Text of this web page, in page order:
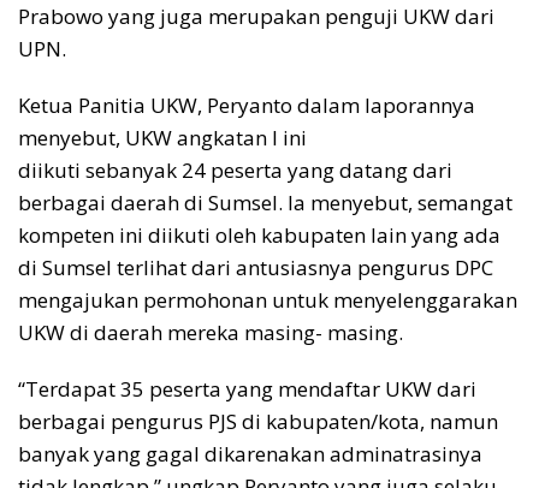
Prabowo yang juga merupakan penguji UKW dari
UPN.
Ketua Panitia UKW, Peryanto dalam laporannya
menyebut, UKW angkatan I ini
diikuti sebanyak 24 peserta yang datang dari
berbagai daerah di Sumsel. Ia menyebut, semangat
kompeten ini diikuti oleh kabupaten lain yang ada
di Sumsel terlihat dari antusiasnya pengurus DPC
mengajukan permohonan untuk menyelenggarakan
UKW di daerah mereka masing- masing.
“Terdapat 35 peserta yang mendaftar UKW dari
berbagai pengurus PJS di kabupaten/kota, namun
banyak yang gagal dikarenakan adminatrasinya